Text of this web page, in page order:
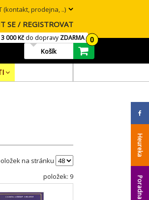
(kontakt, prodejna, ..)
SE / REGISTROVAT
3 000 Kčdo dopravy ZDARMA 0
Košík
Heureka
Poradna
na stránku
položek: 9